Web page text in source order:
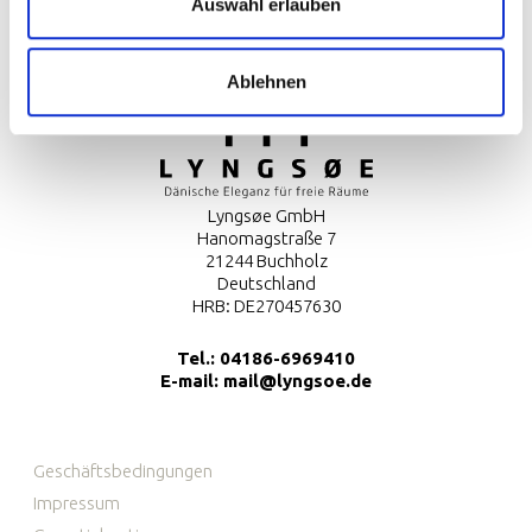
Ablehnen
Lyngsøe GmbH
Hanomagstraße 7
21244 Buchholz
Deutschland
HRB: DE270457630
Tel.: 04186-6969410
E-mail: mail@lyngsoe.de
Geschäftsbedingungen
Impressum